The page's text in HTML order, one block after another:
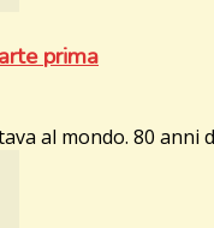
prima
al mondo. 80